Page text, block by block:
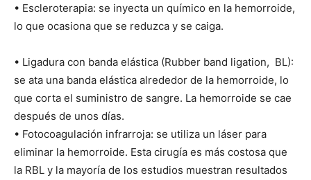
• Escleroterapia: se inyecta un químico en la hemorroide,
lo que ocasiona que se reduzca y se caiga.
• Ligadura con banda elástica (Rubber band ligation, BL):
se ata una banda elástica alrededor de la hemorroide, lo
que corta el suministro de sangre. La hemorroide se cae
después de unos días.
• Fotocoagulación infrarroja: se utiliza un láser para
eliminar la hemorroide. Esta cirugía es más costosa que
la RBL y la mayoría de los estudios muestran resultados